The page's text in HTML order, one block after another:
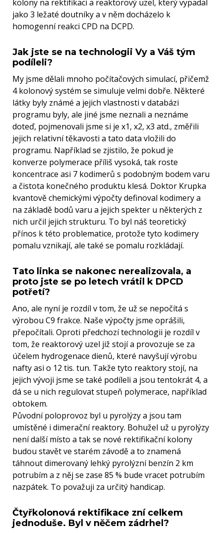
kolony na rektifikaci a reaktorový uzel, který vypadal
jako 3 ležaté doutníky a v něm docházelo k
homogenní reakci CPD na DCPD.
Jak jste se na technologii Vy a Váš tým
podíleli?
My jsme dělali mnoho počítačových simulací, přičemž
4 kolonový systém se simuluje velmi dobře. Některé
látky byly známé a jejich vlastnosti v databázi
programu byly, ale jiné jsme neznali a neznáme
doteď, pojmenovali jsme si je x1, x2, x3 atd., změřili
jejich relativní těkavosti a tato data vložili do
programu. Například se zjistilo, že pokud je
konverze polymerace příliš vysoká, tak roste
koncentrace asi 7 kodimerů s podobným bodem varu
a čistota konečného produktu klesá. Doktor Krupka
kvantově chemickými výpočty definoval kodimery a
na základě bodů varu a jejich spekter u některých z
nich určil jejich strukturu. To byl náš teoretický
přínos k této problematice, protože tyto kodimery
pomalu vznikají, ale také se pomalu rozkládají.
Tato linka se nakonec nerealizovala, a
proto jste se po letech vrátil k DPCD
potřetí?
Ano, ale nyní je rozdíl v tom, že už se nepočítá s
výrobou C9 frakce. Naše výpočty jsme oprášili,
přepočítali. Oproti předchozí technologii je rozdíl v
tom, že reaktorový uzel již stojí a provozuje se za
účelem hydrogenace dienů, které navyšují výrobu
nafty asi o 12 tis. tun. Takže tyto reaktory stojí, na
jejich vývoji jsme se také podíleli a jsou tentokrát 4, a
dá se u nich regulovat stupeň polymerace, například
obtokem.
Původní poloprovoz byl u pyrolýzy a jsou tam
umístěné i dimerační reaktory. Bohužel už u pyrolýzy
není další místo a tak se nové rektifikační kolony
budou stavět ve starém závodě a to znamená
táhnout dimerovaný lehký pyrolýzní benzín 2 km
potrubím a z něj se zase 85 % bude vracet potrubím
nazpátek. To považuji za určitý handicap.
Čtyřkolonová rektifikace zní celkem
jednoduše. Byl v něčem zádrhel?